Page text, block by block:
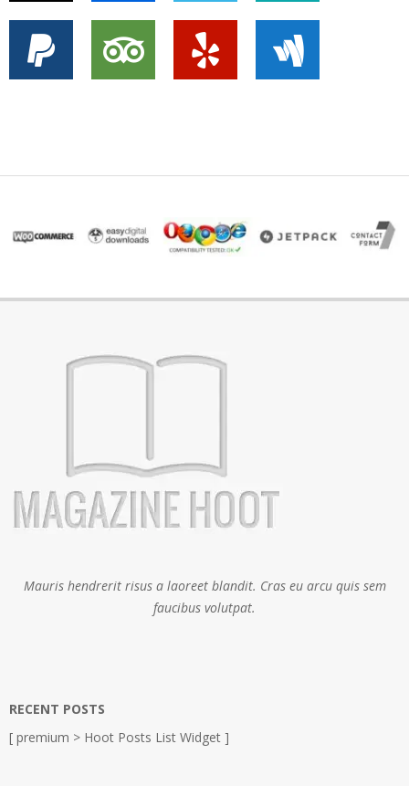
Mauris hendrerit risus a laoreet blandit. Cras eu arcu quis sem
faucibus volutpat.
RECENT POSTS
[ premium > Hoot Posts List Widget ]